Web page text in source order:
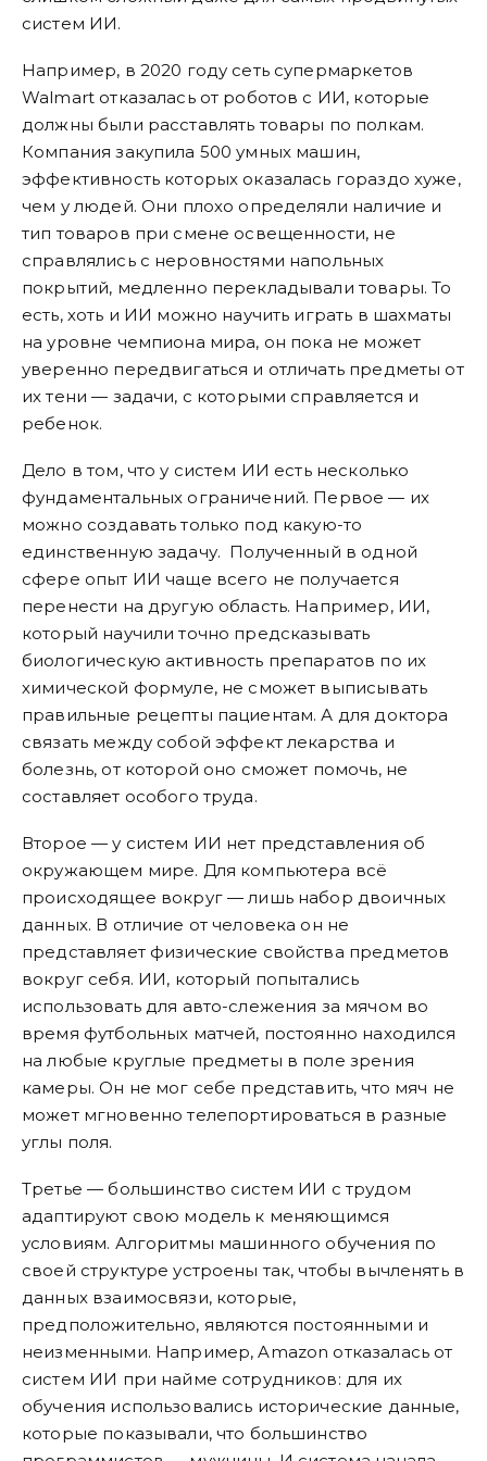
систем ИИ.
Например, в 2020 году сеть супермаркетов
Walmart отказалась от роботов с ИИ, которые
должны были расставлять товары по полкам.
Компания закупила 500 умных машин,
эффективность которых оказалась гораздо хуже,
чем у людей. Они плохо определяли наличие и
тип товаров при смене освещенности, не
справлялись с неровностями напольных
покрытий, медленно перекладывали товары. То
есть, хоть и ИИ можно научить играть в шахматы
на уровне чемпиона мира, он пока не может
уверенно передвигаться и отличать предметы от
их тени — задачи, с которыми справляется и
ребенок.
Дело в том, что у систем ИИ есть несколько
фундаментальных ограничений. Первое — их
можно создавать только под какую-то
единственную задачу. Полученный в одной
сфере опыт ИИ чаще всего не получается
перенести на другую область. Например, ИИ,
который научили точно предсказывать
биологическую активность препаратов по их
химической формуле, не сможет выписывать
правильные рецепты пациентам. А для доктора
связать между собой эффект лекарства и
болезнь, от которой оно сможет помочь, не
составляет особого труда.
Второе — у систем ИИ нет представления об
окружающем мире. Для компьютера всё
происходящее вокруг — лишь набор двоичных
данных. В отличие от человека он не
представляет физические свойства предметов
вокруг себя. ИИ, который попытались
использовать для авто-слежения за мячом во
время футбольных матчей, постоянно находился
на любые круглые предметы в поле зрения
камеры. Он не мог себе представить, что мяч не
может мгновенно телепортироваться в разные
углы поля.
Третье — большинство систем ИИ с трудом
адаптируют свою модель к меняющимся
условиям. Алгоритмы машинного обучения по
своей структуре устроены так, чтобы вычленять в
данных взаимосвязи, которые,
предположительно, являются постоянными и
неизменными. Например, Amazon отказалась от
систем ИИ при найме сотрудников: для их
обучения использовались исторические данные,
которые показывали, что большинство